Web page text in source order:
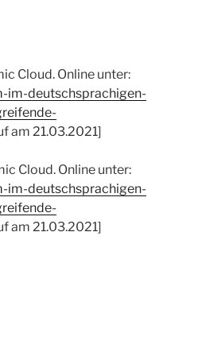
Cloud. Online unter:
im-deutschsprachigen-
am 21.03.2021]
Cloud. Online unter:
im-deutschsprachigen-
am 21.03.2021]